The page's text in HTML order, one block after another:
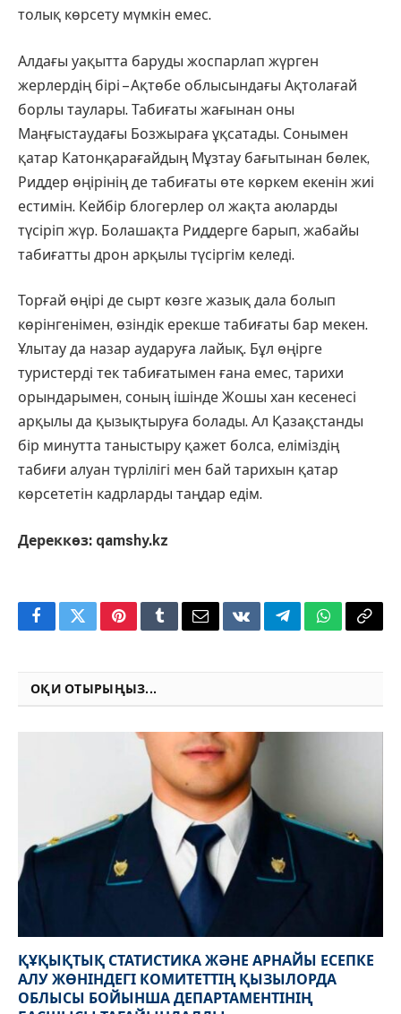
толық көрсету мүмкін емес.
Алдағы уақытта баруды жоспарлап жүрген
жерлердің бірі – Ақтөбе облысындағы Ақтолағай
борлы таулары. Табиғаты жағынан оны
Маңғыстаудағы Бозжыраға ұқсатады. Сонымен
қатар Катонқарағайдың Мұзтау бағытынан бөлек,
Риддер өңірінің де табиғаты өте көркем екенін жиі
естимін. Кейбір блогерлер ол жақта аюларды
түсіріп жүр. Болашақта Риддерге барып, жабайы
табиғатты дрон арқылы түсіргім келеді.
Торғай өңірі де сырт көзге жазық дала болып
көрінгенімен, өзіндік ерекше табиғаты бар мекен.
Ұлытау да назар аударуға лайық. Бұл өңірге
туристерді тек табиғатымен ғана емес, тарихи
орындарымен, соның ішінде Жошы хан кесенесі
арқылы да қызықтыруға болады. Ал Қазақстанды
бір минутта таныстыру қажет болса, еліміздің
табиғи алуан түрлілігі мен бай тарихын қатар
көрсететін кадрларды таңдар едім.
Дереккөз: qamshy.kz
FacebookTwitterPinterestTumblrEmailVKontakteTelegramWhatsApp
Copy
ОҚИ ОТЫРЫҢЫЗ...
ҚҰҚЫҚТЫҚ СТАТИСТИКА ЖӘНЕ АРНАЙЫ ЕСЕПКЕ
АЛУ ЖӨНІНДЕГІ КОМИТЕТТІҢ ҚЫЗЫЛОРДА
ОБЛЫСЫ БОЙЫНША ДЕПАРТАМЕНТІНІҢ